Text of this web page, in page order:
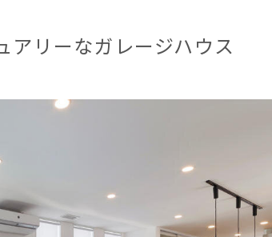
アリーなガレージハウス